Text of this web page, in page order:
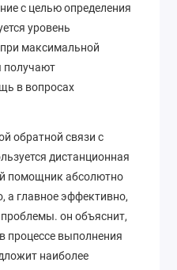
с целью определения
уровень
максимальной
получают
в вопросах
обратной связи с
дистанционная
помощник абсолютно
а главное эффективно,
он объяснит,
процессе выполнения
наиболее